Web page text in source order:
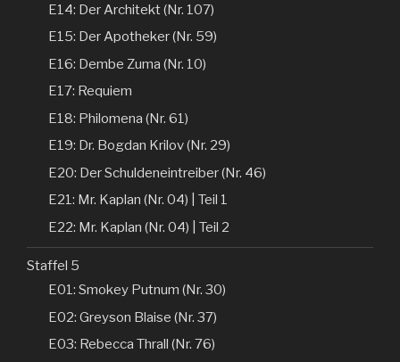
E14: Der Architekt (Nr. 107)
E15: Der Apotheker (Nr. 59)
E16: Dembe Zuma (Nr. 10)
E17: Requiem
E18: Philomena (Nr. 61)
E19: Dr. Bogdan Krilov (Nr. 29)
E20: Der Schuldeneintreiber (Nr. 46)
E21: Mr. Kaplan (Nr. 04) | Teil 1
E22: Mr. Kaplan (Nr. 04) | Teil 2
Staffel 5
E01: Smokey Putnum (Nr. 30)
E02: Greyson Blaise (Nr. 37)
E03: Rebecca Thrall (Nr. 76)